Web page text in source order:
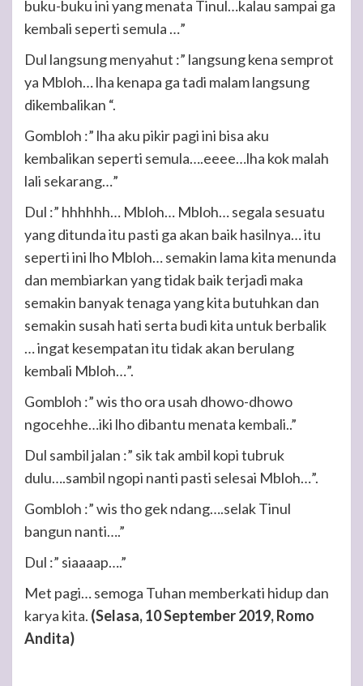
buku-buku ini yang menata Tinul…kalau sampai ga
kembali seperti semula …”
Dul langsung menyahut :” langsung kena semprot
ya Mbloh… lha kenapa ga tadi malam langsung
dikembalikan “.
Gombloh :” lha aku pikir pagi ini bisa aku
kembalikan seperti semula….eeee…lha kok malah
lali sekarang…”
Dul :” hhhhhh… Mbloh… Mbloh… segala sesuatu
yang ditunda itu pasti ga akan baik hasilnya… itu
seperti ini lho Mbloh… semakin lama kita menunda
dan membiarkan yang tidak baik terjadi maka
semakin banyak tenaga yang kita butuhkan dan
semakin susah hati serta budi kita untuk berbalik
… ingat kesempatan itu tidak akan berulang
kembali Mbloh…”.
Gombloh :” wis tho ora usah dhowo-dhowo
ngocehhe…iki lho dibantu menata kembali..”
Dul sambil jalan :” sik tak ambil kopi tubruk
dulu….sambil ngopi nanti pasti selesai Mbloh…”.
Gombloh :” wis tho gek ndang….selak Tinul
bangun nanti….”
Dul :” siaaaap….”
Met pagi… semoga Tuhan memberkati hidup dan
karya kita. (Selasa, 10 September 2019, Romo
Andita)